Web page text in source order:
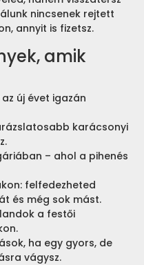
nincsenek rejtett
annyit is fizetsz.
amik
új évet igazán
karácsonyi
– ahol a pihenés
felfedezheted
és még sok mást.
a festői
ha egy gyors, de
vágysz.